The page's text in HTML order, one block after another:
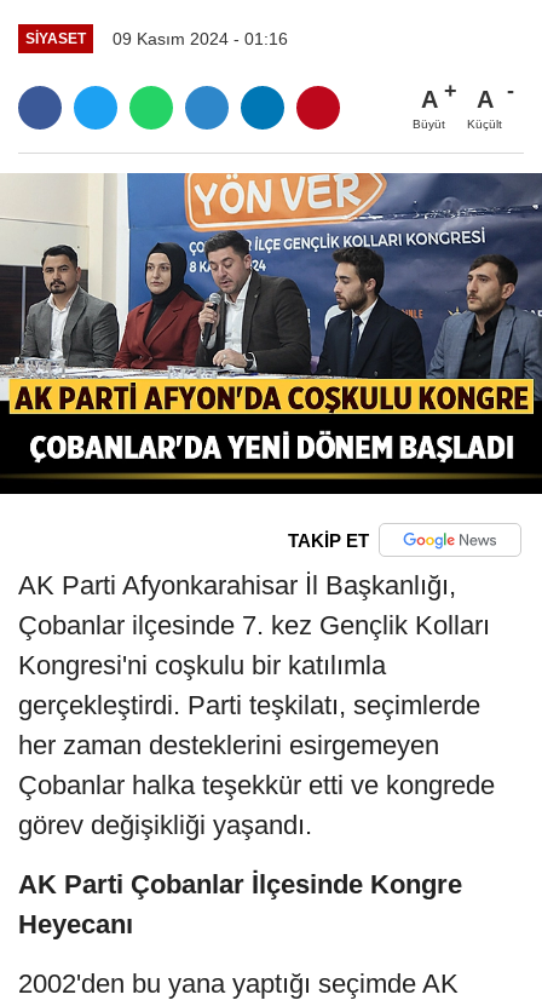
SIYASET 09 Kasım 2024 - 01:16
A
Büyüt
A
Küçült
TAKİP ET
AK Parti Afyonkarahisar İl Başkanlığı,
Çobanlar ilçesinde 7. kez Gençlik Kolları
Kongresi'ni coşkulu bir katılımla
gerçekleştirdi. Parti teşkilatı, seçimlerde
her zaman desteklerini esirgemeyen
Çobanlar halka teşekkür etti ve kongrede
görev değişikliği yaşandı.
AK Parti Çobanlar İlçesinde Kongre
Heyecanı
2002'den bu yana yaptığı seçimde AK